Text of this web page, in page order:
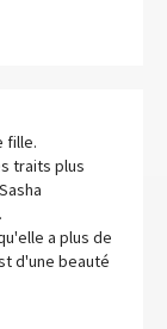
fille.
traits plus
a plus de
d'une beauté